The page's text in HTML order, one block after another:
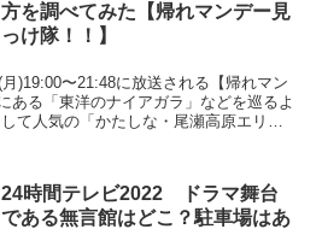
方を調べてみた【帰れマンデー見
っけ隊！！】
ある「東洋のナイアガラ」などを巡るよ
24時間テレビ2022 ドラマ舞台
である無言館はどこ？駐車場はあ